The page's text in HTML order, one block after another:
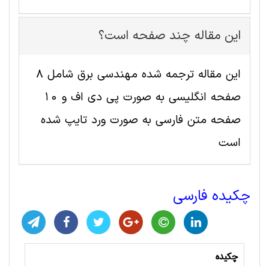
این مقاله چند صفحه است؟
این مقاله ترجمه شده مهندسی برق شامل 8
صفحه انگلیسی به صورت پی دی اف و 10
صفحه متن فارسی به صورت ورد تایپ شده
است
چکیده فارسی
چکیده